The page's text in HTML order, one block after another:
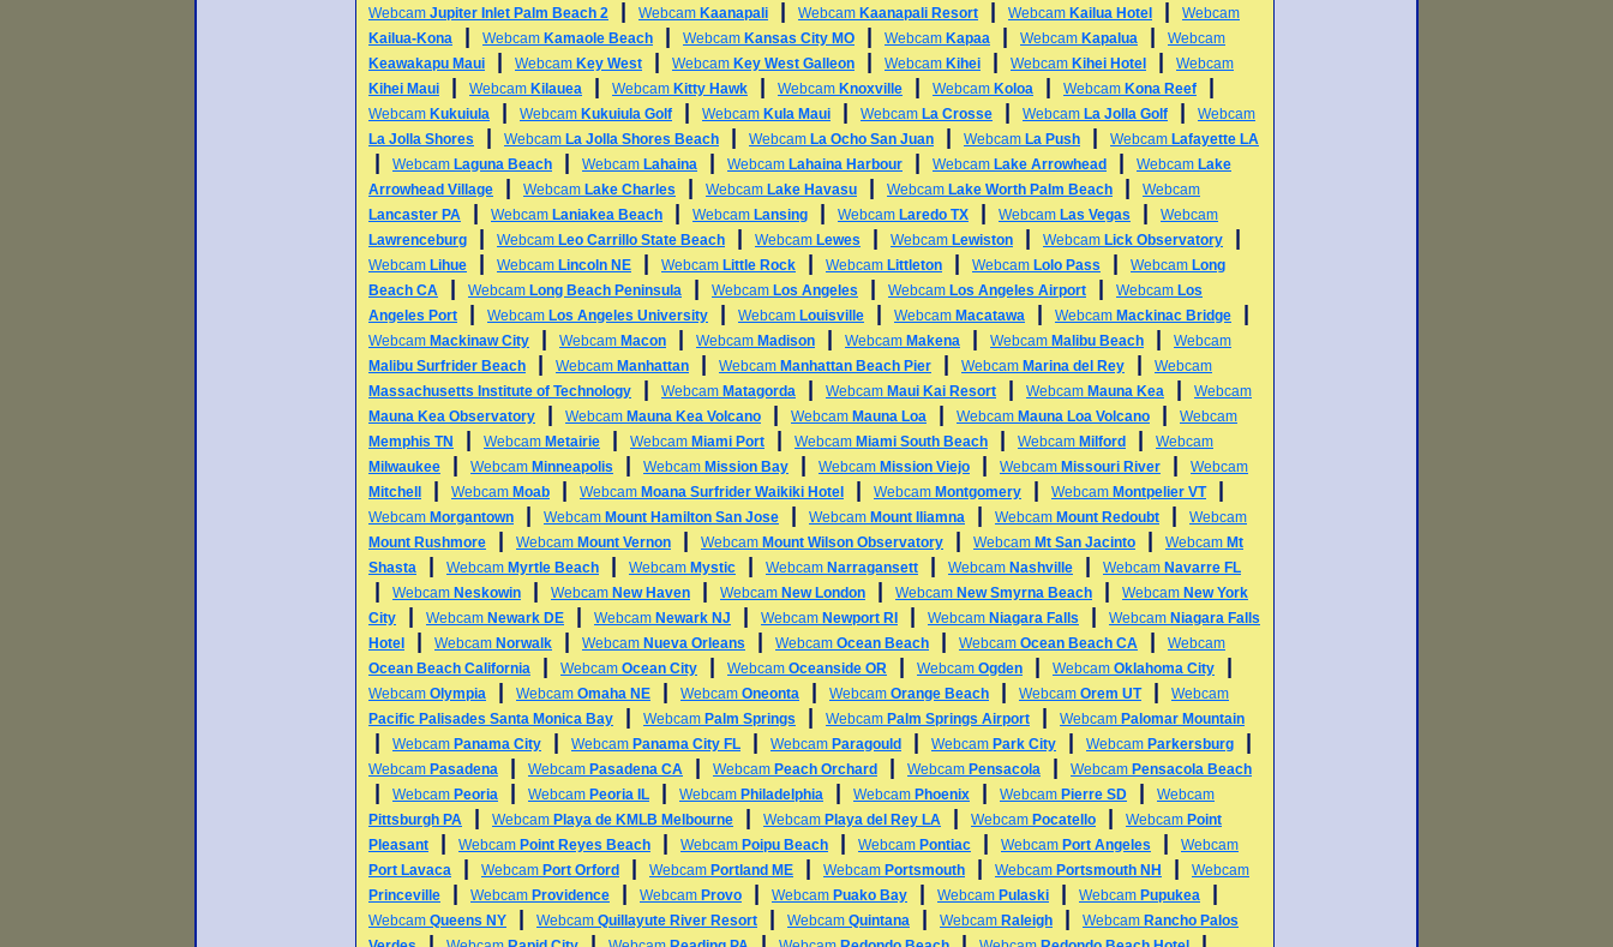
Webcam Jupiter Inlet Palm Beach 2 Webcam Kaanapali Webcam Kaanapali Resort Webcam Kailua Hotel
Webcam
Kailua-Kona
Webcam Kamaole Beach Webcam Kansas City MO Webcam Kapaa Webcam Kapalua
Webcam
Keawakapu Maui
Webcam Key West Webcam Key West Galleon Webcam Kihei Webcam Kihei Hotel
Webcam
Kihei Maui
Webcam Kilauea Webcam Kitty Hawk Webcam Knoxville Webcam Koloa Webcam Kona Reef
Webcam Kukuiula Webcam Kukuiula Golf Webcam Kula Maui Webcam La Crosse Webcam La Jolla Golf
Webcam
La Jolla Shores
Webcam La Jolla Shores Beach Webcam La Ocho San Juan Webcam La Push Webcam Lafayette LA
Webcam Laguna Beach Webcam Lahaina Webcam Lahaina Harbour Webcam Lake Arrowhead Webcam Lake
Arrowhead Village
Webcam Lake Charles Webcam Lake Havasu Webcam Lake Worth Palm Beach
Webcam
Lancaster PA
Webcam Laniakea Beach Webcam Lansing Webcam Laredo TX Webcam Las Vegas
Webcam
Lawrenceburg
Webcam Leo Carrillo State Beach Webcam Lewes Webcam Lewiston Webcam Lick Observatory
Webcam Lihue Webcam Lincoln NE Webcam Little Rock Webcam Littleton Webcam Lolo Pass Webcam Long
Beach CA
Webcam Long Beach Peninsula Webcam Los Angeles Webcam Los Angeles Airport Webcam Los
Angeles Port
Webcam Los Angeles University Webcam Louisville Webcam Macatawa Webcam Mackinac Bridge
Webcam Mackinaw City Webcam Macon Webcam Madison Webcam Makena Webcam Malibu Beach
Webcam
Malibu Surfrider Beach
Webcam Manhattan Webcam Manhattan Beach Pier Webcam Marina del Rey
Webcam
Massachusetts Institute of Technology
Webcam Matagorda Webcam Maui Kai Resort Webcam Mauna Kea
Webcam
Mauna Kea Observatory
Webcam Mauna Kea Volcano Webcam Mauna Loa Webcam Mauna Loa Volcano
Webcam
Memphis TN
Webcam Metairie Webcam Miami Port Webcam Miami South Beach Webcam Milford
Webcam
Milwaukee
Webcam Minneapolis Webcam Mission Bay Webcam Mission Viejo Webcam Missouri River
Webcam
Mitchell
Webcam Moab Webcam Moana Surfrider Waikiki Hotel Webcam Montgomery Webcam Montpelier VT
Webcam Morgantown Webcam Mount Hamilton San Jose Webcam Mount Iliamna Webcam Mount Redoubt
Webcam
Mount Rushmore
Webcam Mount Vernon Webcam Mount Wilson Observatory Webcam Mt San Jacinto Webcam Mt
Shasta
Webcam Myrtle Beach Webcam Mystic Webcam Narragansett Webcam Nashville Webcam Navarre FL
Webcam Neskowin Webcam New Haven Webcam New London Webcam New Smyrna Beach Webcam New York
City
Webcam Newark DE Webcam Newark NJ Webcam Newport RI Webcam Niagara Falls Webcam Niagara Falls
Hotel
Webcam Norwalk Webcam Nueva Orleans Webcam Ocean Beach Webcam Ocean Beach CA
Webcam
Ocean Beach California
Webcam Ocean City Webcam Oceanside OR Webcam Ogden Webcam Oklahoma City
Webcam Olympia Webcam Omaha NE Webcam Oneonta Webcam Orange Beach Webcam Orem UT
Webcam
Pacific Palisades Santa Monica Bay
Webcam Palm Springs Webcam Palm Springs Airport Webcam Palomar Mountain
Webcam Panama City Webcam Panama City FL Webcam Paragould Webcam Park City Webcam Parkersburg
Webcam Pasadena Webcam Pasadena CA Webcam Peach Orchard Webcam Pensacola Webcam Pensacola Beach
Webcam Peoria Webcam Peoria IL Webcam Philadelphia Webcam Phoenix Webcam Pierre SD
Webcam
Pittsburgh PA
Webcam Playa de KMLB Melbourne Webcam Playa del Rey LA Webcam Pocatello Webcam Point
Pleasant
Webcam Point Reyes Beach Webcam Poipu Beach Webcam Pontiac Webcam Port Angeles
Webcam
Port Lavaca
Webcam Port Orford Webcam Portland ME Webcam Portsmouth Webcam Portsmouth NH
Webcam
Princeville
Webcam Providence Webcam Provo Webcam Puako Bay Webcam Pulaski Webcam Pupukea
Webcam Queens NY Webcam Quillayute River Resort Webcam Quintana Webcam Raleigh Webcam Rancho Palos